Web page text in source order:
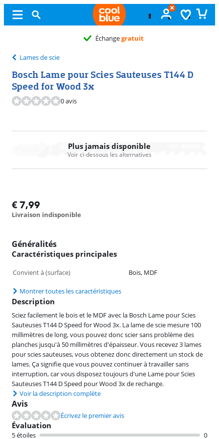
Échangegratuit
Lames de scie
Bosch Lame pour Scies Sauteuses T144 D
Speed for Wood 3x
0 avis
Plus jamais disponible
Voir ci-dessous les alternatives
€ 7,99
Livraison indisponible
Généralités
Caractéristiques principales
Convient à (surface) Bois, MDF
Montrer toutes les caractéristiques
Description
Sciez facilement le bois et le MDF avec la Bosch Lame pour Scies
Sauteuses T144 D Speed for Wood 3x. La lame de scie mesure 100
millimètres de long, vous pouvez donc scier sans problème des
planches jusqu'à 50 millimètres d'épaisseur. Vous recevez 3 lames
pour scies sauteuses, vous obtenez donc directement un stock de
lames. Ça signifie que vous pouvez continuer à travailler sans
interruption, car vous disposez toujours d'une Lame pour Scies
Sauteuses T144 D Speed pour Wood 3x de rechange.
Voir la description complète
Avis
Écrivez le premier avis
Évaluation
5 étoiles
0